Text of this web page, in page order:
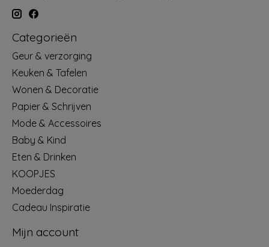
Categorieën
Geur & verzorging
Keuken & Tafelen
Wonen & Decoratie
Papier & Schrijven
Mode & Accessoires
Baby & Kind
Eten & Drinken
KOOPJES
Moederdag
Cadeau Inspiratie
Mijn account